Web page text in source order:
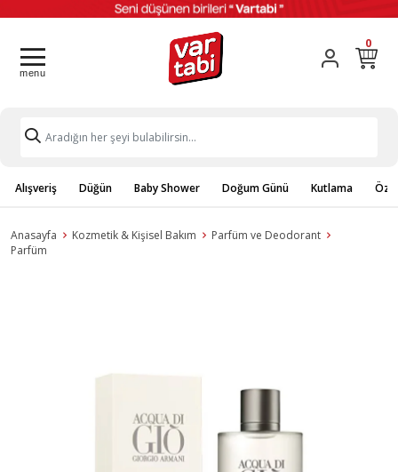
0
Alışveriş Düğün Baby Shower Doğum Günü Kutlama
Anasayfa Kozmetik & Kişisel Bakım
Parfüm ve Deodorant
Parfüm